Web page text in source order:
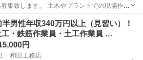
やプラントでの現場作業
土日はお休みなので20日計算で給料はこの
川駅 その他
半男性年収340万円以上（見習い）！
工・鉄筋作業員・土工作業員 …
円
和田工務店